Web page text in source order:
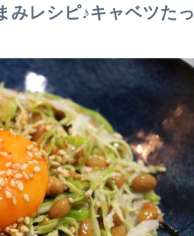
みレシピ♪キャベツたっ